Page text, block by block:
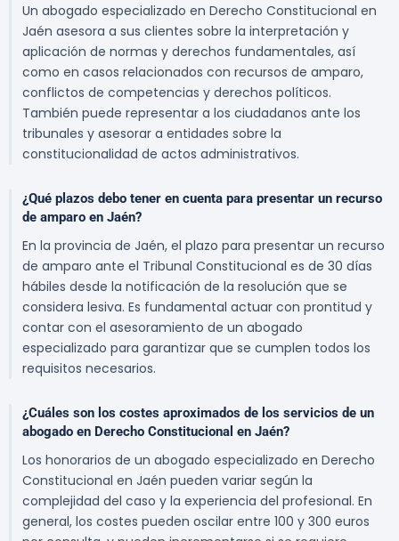
Un abogado especializado en Derecho Constitucional en
Jaén asesora a sus clientes sobre la interpretación y
aplicación de normas y derechos fundamentales, así
como en casos relacionados con recursos de amparo,
conflictos de competencias y derechos políticos.
También puede representar a los ciudadanos ante los
tribunales y asesorar a entidades sobre la
constitucionalidad de actos administrativos.
¿Qué plazos debo tener en cuenta para presentar un recurso
de amparo en Jaén?
En la provincia de Jaén, el plazo para presentar un recurso
de amparo ante el Tribunal Constitucional es de 30 días
hábiles desde la notificación de la resolución que se
considera lesiva. Es fundamental actuar con prontitud y
contar con el asesoramiento de un abogado
especializado para garantizar que se cumplen todos los
requisitos necesarios.
¿Cuáles son los costes aproximados de los servicios de un
abogado en Derecho Constitucional en Jaén?
Los honorarios de un abogado especializado en Derecho
Constitucional en Jaén pueden variar según la
complejidad del caso y la experiencia del profesional. En
general, los costes pueden oscilar entre 100 y 300 euros